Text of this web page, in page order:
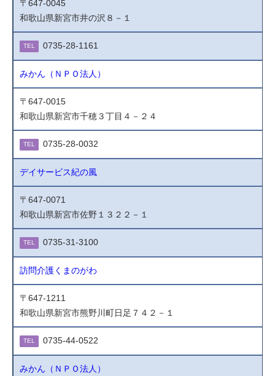
〒647-0045
和歌山県新宮市井の沢８－１
TEL 0735-28-1161
みかん（ＮＰＯ法人）
〒647-0015
和歌山県新宮市千穂３丁目４－２４
TEL 0735-28-0032
デイサービス紀の風
〒647-0071
和歌山県新宮市佐野１３２２－１
TEL 0735-31-3100
訪問介護くまのがわ
〒647-1211
和歌山県新宮市熊野川町日足７４２－１
TEL 0735-44-0522
みかん（ＮＰＯ法人）